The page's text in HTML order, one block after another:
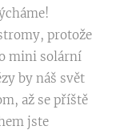
protože
mini solární
by náš svět
až se příště
jste